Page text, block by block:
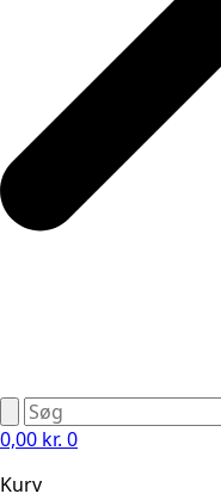
0,00 kr. 0
Kurv